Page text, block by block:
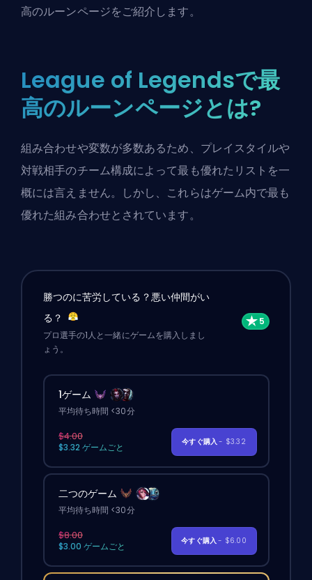
高のルーンページをご紹介します。
League of Legendsで最
高のルーンページとは?
組み合わせや変数が多数あるため、プレイスタイルや
対戦相手のチーム構成によって最も優れたリストを一
概には言えません。しかし、これらはゲーム内で最も
優れた組み合わせとされています。
勝つのに苦労している？悪い仲間がい
る？
プロ選手の1人と一緒にゲームを購入しまし
ょう。
1ゲーム
平均待ち時間 <30分
$4.00
$3.32 ゲームごと
今すぐ購入- $3.32
二つのゲーム
平均待ち時間 <30分
$8.00
$3.00 ゲームごと
今すぐ購入- $6.00